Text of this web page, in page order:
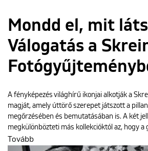
Mondd el, mit
Válogatás a
A fényképezés világhírű ikonjai alkotják a
magját, amely úttörő szerepet játszott a
megőrzésében és bemutatásában is. A két
megkülönbözteti más kollekcióktól az, hogy a
Tovább